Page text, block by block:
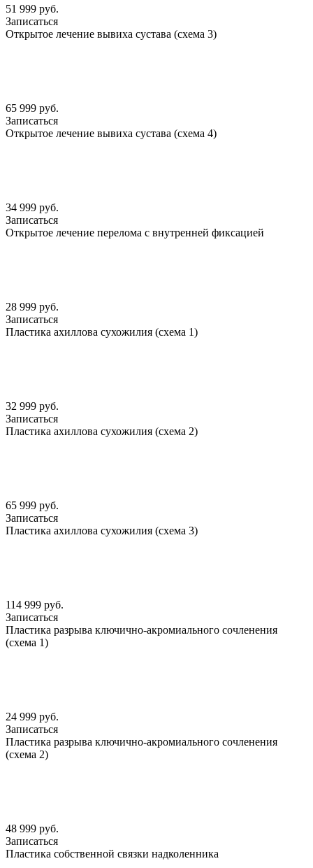
51 999 руб.
Записаться
Открытое лечение вывиха сустава (схема 3)
65 999 руб.
Записаться
Открытое лечение вывиха сустава (схема 4)
34 999 руб.
Записаться
Открытое лечение перелома с внутренней фиксацией
28 999 руб.
Записаться
Пластика ахиллова сухожилия (схема 1)
32 999 руб.
Записаться
Пластика ахиллова сухожилия (схема 2)
65 999 руб.
Записаться
Пластика ахиллова сухожилия (схема 3)
114 999 руб.
Записаться
Пластика разрыва ключично-акромиального сочленения
(схема 1)
24 999 руб.
Записаться
Пластика разрыва ключично-акромиального сочленения
(схема 2)
48 999 руб.
Записаться
Пластика собственной связки надколенника